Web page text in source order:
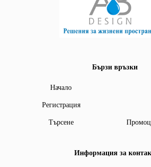
Бързи връзки
Начало
Регистрация
Търсене
Информация за